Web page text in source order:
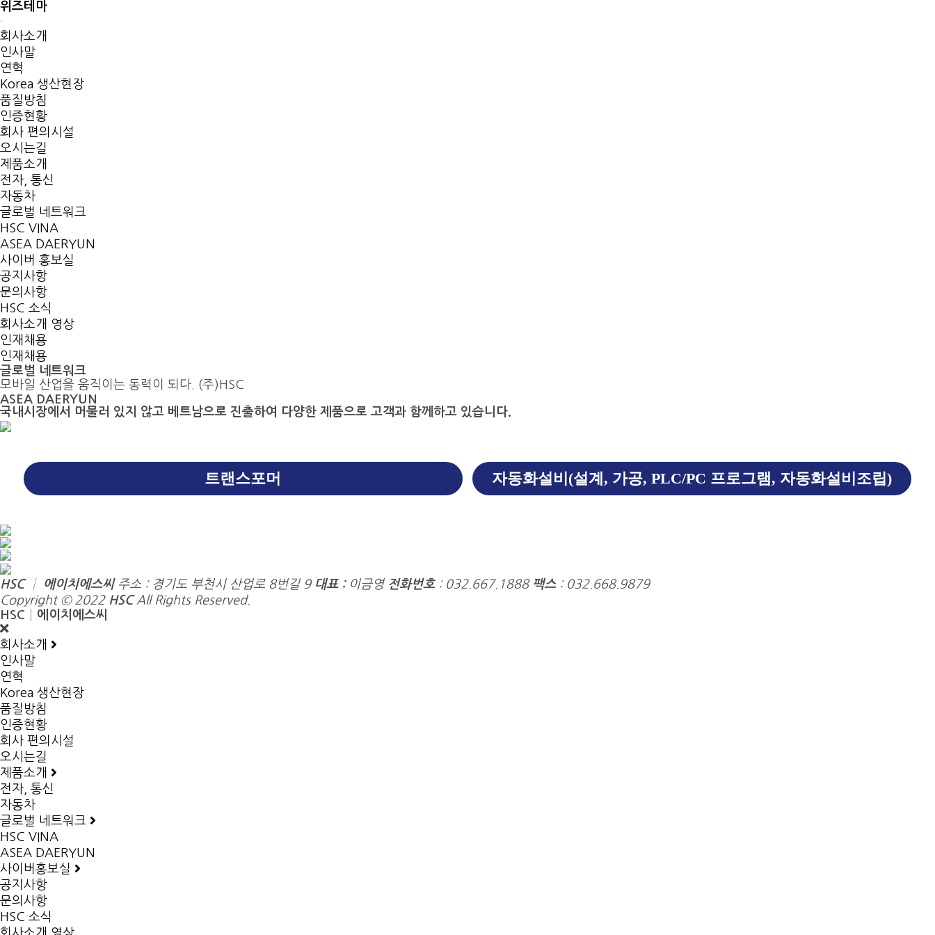
위즈테마
Toggle
navigation
회사소개
인사말
연혁
Korea 생산현장
품질방침
인증현황
회사 편의시설
오시는길
제품소개
전자, 통신
자동차
글로벌 네트워크
HSC VINA
ASEA DAERYUN
사이버 홍보실
공지사항
문의사항
HSC 소식
회사소개 영상
인재채용
인재채용
글로벌 네트워크
모바일 산업을 움직이는 동력이 되다. (주)HSC
ASEA DAERYUN
국내시장에서 머물러 있지 않고 베트남으로 진출하여 다양한 제품으로 고객과 함께하고 있습니다.
트랜스포머 자동화설비 (설계, 가공, PLC/PC 프로그램, 자동화설비조립)
HSC │ 에이치에스씨주소 : 경기도 부천시 산업로 8번길 9 대표 : 이금영 전화번호: 032.667.1888 팩스: 032.668.9879
Copyright © 2022 HSCAll Rights Reserved.
HSC│에이치에스씨
회사소개
인사말
연혁
Korea 생산현장
품질방침
인증현황
회사 편의시설
오시는길
제품소개
전자, 통신
자동차
글로벌 네트워크
HSC VINA
ASEA DAERYUN
사이버홍보실
공지사항
문의사항
HSC 소식